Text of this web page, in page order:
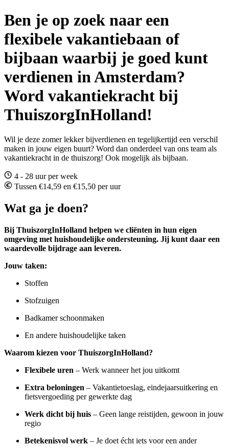
Ben je op zoek naar een
flexibele vakantiebaan of
bijbaan waarbij je goed kunt
verdienen in Amsterdam?
Word vakantiekracht bij
ThuiszorgInHolland!
Wil je deze zomer lekker bijverdienen en tegelijkertijd een verschil
maken in jouw eigen buurt? Word dan onderdeel van ons team als
vakantiekracht in de thuiszorg! Ook mogelijk als bijbaan.
4 - 28 uur per week
Tussen €14,59 en €15,50 per uur
Wat ga je doen?
Bij ThuiszorgInHolland helpen we cliënten in hun eigen
omgeving met huishoudelijke ondersteuning. Jij kunt daar een
waardevolle bijdrage aan leveren.
Jouw taken:
Stoffen
Stofzuigen
Badkamer schoonmaken
En andere huishoudelijke taken
Waarom kiezen voor ThuiszorgInHolland?
Flexibele uren – Werk wanneer het jou uitkomt
Extra beloningen – Vakantietoeslag, eindejaarsuitkering en
fietsvergoeding per gewerkte dag
Werk dicht bij huis – Geen lange reistijden, gewoon in jouw
regio
Betekenisvol werk – Je doet écht iets voor een ander